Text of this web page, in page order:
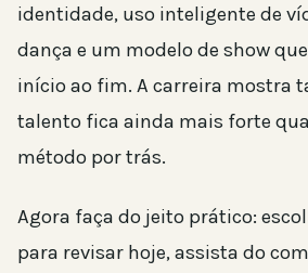
identidade, uso inteligente de
dança e um modelo de show
início ao fim. A carreira mostra
talento fica ainda mais forte
método por trás.
Agora faça do jeito prático:
para revisar hoje, assista do